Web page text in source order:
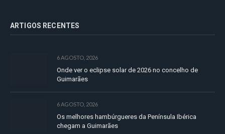
ARTIGOS RECENTES
6 AGOSTO, 2026
Onde ver o eclipse solar de 2026 no concelho de
Guimarães
6 AGOSTO, 2026
Os melhores hambúrgueres da Península Ibérica
chegam a Guimarães